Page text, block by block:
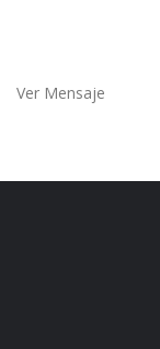
Ver Mensaje